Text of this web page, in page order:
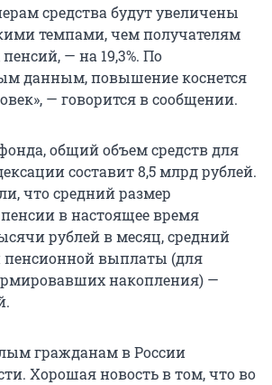
средства будут увеличены
темпами, чем получателям
— на 19,3%. По
данным, повышение коснется
— говорится в сообщении.
общий объем средств для
составит 8,5 млрд рублей.
что средний размер
в настоящее время
рублей в месяц, средний
пенсионной выплаты (для
накопления) —
гражданам в России
Хорошая новость в том, что во